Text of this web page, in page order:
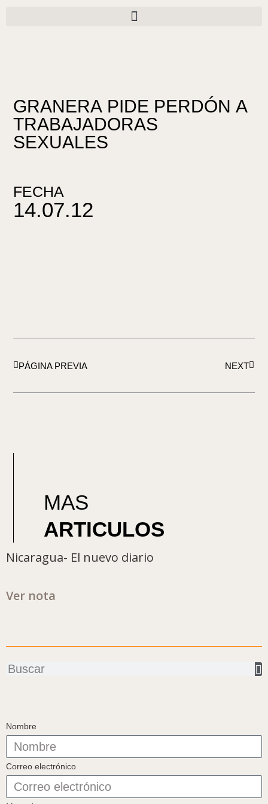
GRANERA PIDE PERDÓN A
TRABAJADORAS
SEXUALES
FECHA
14.07.12
PÁGINA PREVIA
NEXT
MAS
ARTICULOS
Nicaragua- El nuevo diario
Ver nota
Buscar
Nombre
Correo electrónico